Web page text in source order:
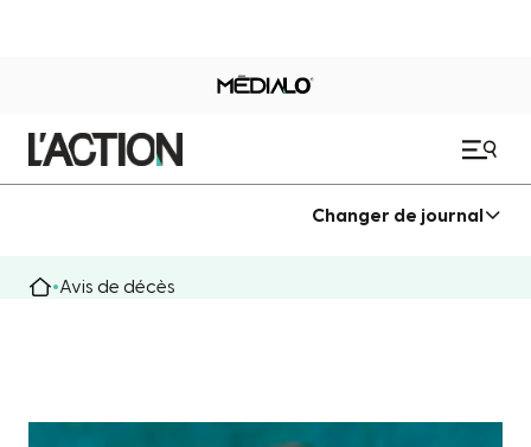
Changer de journal
Avis de décès